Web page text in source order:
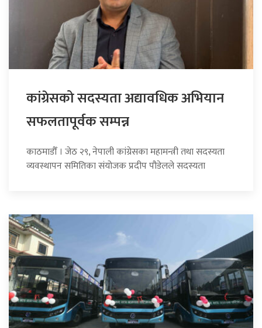
कांग्रेसको सदस्यता अद्यावधिक अभियान
सफलतापूर्वक सम्पन्न
काठमाडौँ । जेठ २९, नेपाली कांग्रेसका महामन्त्री तथा सदस्यता
व्यवस्थापन समितिका संयोजक प्रदीप पौडेलले सदस्यता